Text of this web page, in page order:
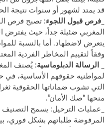
قد يمتد لشهور أو سنوات نتيجة
فرص قبول اللجوء: تصبح فرص
المغربي ضئيلة جداً، حيث يفترض
يتعرض لاضطهاد. أما بالنسبة
وفقاً لتقييم المخاطر الفردية
الرسالة الدبلوماسية: يُصنف
لمواطنيه حقوقهم الأساسية، في
التي تشوب ضماناتها الحقوقية
منحها “صك الأمان”.
_عمليات الترحيل: يسمح التصنيف
المرفوضة طلباتهم بشكل فوري،